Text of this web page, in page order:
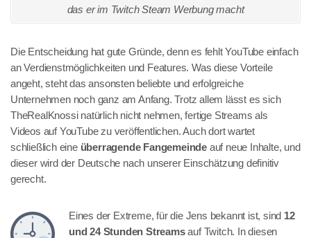
das er im Twitch Steam Werbung macht
Die Entscheidung hat gute Gründe, denn es fehlt YouTube einfach
an Verdienstmöglichkeiten und Features. Was diese Vorteile
angeht, steht das ansonsten beliebte und erfolgreiche
Unternehmen noch ganz am Anfang. Trotz allem lässt es sich
TheRealKnossi natürlich nicht nehmen, fertige Streams als
Videos auf YouTube zu veröffentlichen. Auch dort wartet
schließlich eine überragende Fangemeinde auf neue Inhalte, und
dieser wird der Deutsche nach unserer Einschätzung definitiv
gerecht.
Eines der Extreme, für die Jens bekannt ist, sind 12
und 24 Stunden Streamsauf Twitch. In diesen